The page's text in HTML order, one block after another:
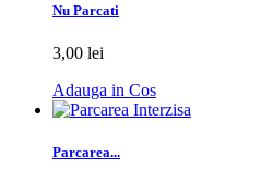
Nu Parcati
3,00 lei
Adauga in Cos
Parcarea...